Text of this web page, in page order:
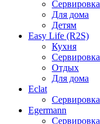
Сервировка
Для дома
Детям
Easy Life (R2S)
Кухня
Сервировка
Отдых
Для дома
Eclat
Сервировка
Egermann
Сервировка